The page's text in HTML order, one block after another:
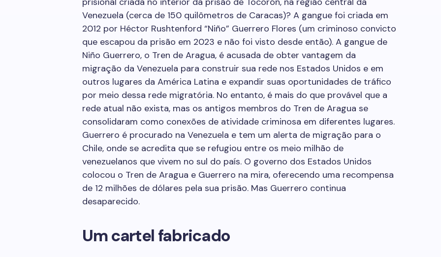
Venezuela (cerca de 150 quilômetros de Caracas)? A gangue foi criada em
2012 por Héctor Rushtenford “Niño” Guerrero Flores (um criminoso convicto
que escapou da prisão em 2023 e não foi visto desde então). A gangue de
Niño Guerrero, o Tren de Aragua, é acusada de obter vantagem da
migração da Venezuela para construir sua rede nos Estados Unidos e em
outros lugares da América Latina e expandir suas oportunidades de tráfico
por meio dessa rede migratória. No entanto, é mais do que provável que a
rede atual não exista, mas os antigos membros do Tren de Aragua se
consolidaram como conexões de atividade criminosa em diferentes lugares.
Guerrero é procurado na Venezuela e tem um alerta de migração para o
Chile, onde se acredita que se refugiou entre os meio milhão de
venezuelanos que vivem no sul do país. O governo dos Estados Unidos
colocou o Tren de Aragua e Guerrero na mira, oferecendo uma recompensa
de 12 milhões de dólares pela sua prisão. Mas Guerrero continua
desaparecido.
Um cartel fabricado